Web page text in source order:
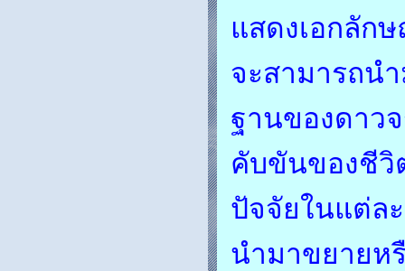
แสดงเอกลัก
จะสามารถน
ฐานของดาว
คับขันของชีวิ
ปัจจัยในแต่ล
นำมาขยายห